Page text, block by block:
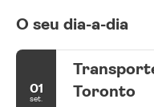
O seu dia-a-dia
01
set.
Toronto